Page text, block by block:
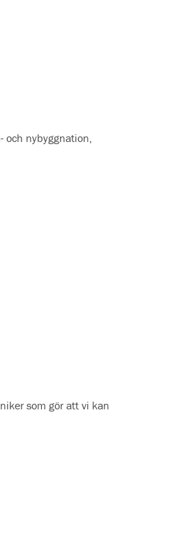
och nybyggnation,
som gör att vi kan